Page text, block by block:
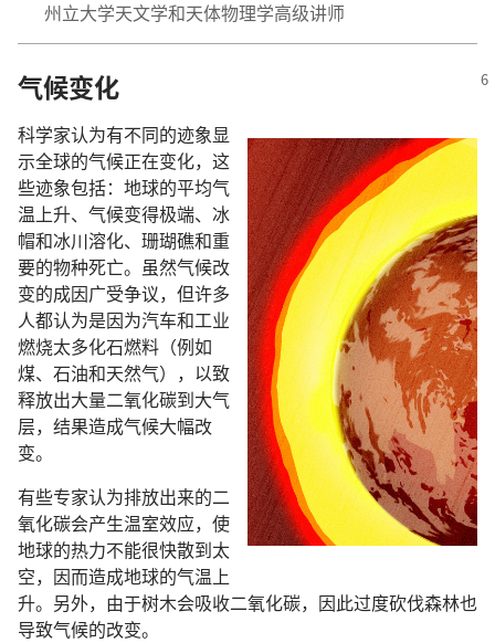
州立大学天文学和天体物理学高级讲师
气候变化
科学家认为有不同的迹象显
示全球的气候正在变化，这
些迹象包括：地球的平均气
温上升、气候变得极端、冰
帽和冰川溶化、珊瑚礁和重
要的物种死亡。虽然气候改
变的成因广受争议，但许多
人都认为是因为汽车和工业
燃烧太多化石燃料（例如
煤、石油和天然气），以致
释放出大量二氧化碳到大气
层，结果造成气候大幅改
变。
有些专家认为排放出来的二
氧化碳会产生温室效应，使
地球的热力不能很快散到太
空，因而造成地球的气温上
升。另外，由于树木会吸收二氧化碳，因此过度砍伐森林也
导致气候的改变。